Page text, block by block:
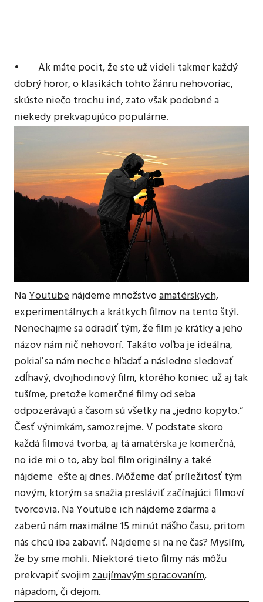
• Ak máte pocit, že ste už videli takmer každý
dobrý horor, o klasikách tohto žánru nehovoriac,
skúste niečo trochu iné, zato však podobné a
niekedy prekvapujúco populárne.
NaYoutubenájdeme množstvoamatérskych,
experimentálnych a krátkych filmov na tento štýl.
Nenechajme sa odradiť tým, že film je krátky a jeho
názov nám nič nehovorí. Takáto voľba je ideálna,
pokiaľ sa nám nechce hľadať a následne sledovať
zdĺhavý, dvojhodinový film, ktorého koniec už aj tak
tušíme, pretože komerčné filmy od seba
odpozerávajú a časom sú všetky na „jedno kopyto.“
Česť výnimkám, samozrejme. V podstate skoro
každá filmová tvorba, aj tá amatérska je komerčná,
no ide mi o to, aby bol film originálny a také
nájdeme ešte aj dnes. Môžeme dať príležitosť tým
novým, ktorým sa snažia presláviť začínajúci filmoví
tvorcovia. Na Youtube ich nájdeme zdarma a
zaberú nám maximálne 15 minút nášho času, pritom
nás chcú iba zabaviť. Nájdeme si na ne čas? Myslím,
že by sme mohli. Niektoré tieto filmy nás môžu
prekvapiť svojimzaujímavým spracovaním,
nápadom, či dejom.